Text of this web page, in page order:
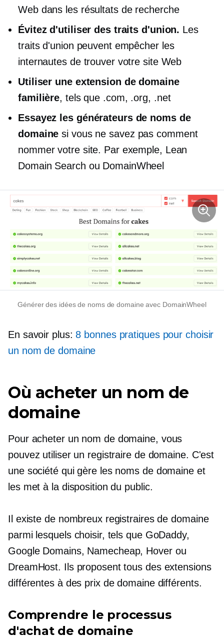
Web dans les résultats de recherche
Évitez d'utiliser des traits d'union. Les
traits d'union peuvent empêcher les
internautes de trouver votre site Web
Utiliser une extension de domaine
familière, tels que .com, .org, .net
Essayez les générateurs de noms de
domaine si vous ne savez pas comment
nommer votre site. Par exemple, Lean
Domain Search ou DomainWheel
Générer des idées de noms de domaine avec DomainWheel
En savoir plus: 8 bonnes pratiques pour choisir
un nom de domaine
Où acheter un nom de
domaine
Pour acheter un nom de domaine, vous
pouvez utiliser un registraire de domaine. C'est
une société qui gère les noms de domaine et
les met à la disposition du public.
Il existe de nombreux registraires de domaine
parmi lesquels choisir, tels que GoDaddy,
Google Domains, Namecheap, Hover ou
DreamHost. Ils proposent tous des extensions
différentes à des prix de domaine différents.
Comprendre le processus
d'achat de domaine